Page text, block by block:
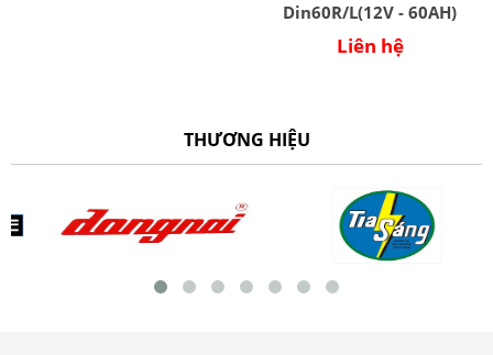
Din60R/L(12V - 60AH)
Liên hệ
THƯƠNG HIỆU